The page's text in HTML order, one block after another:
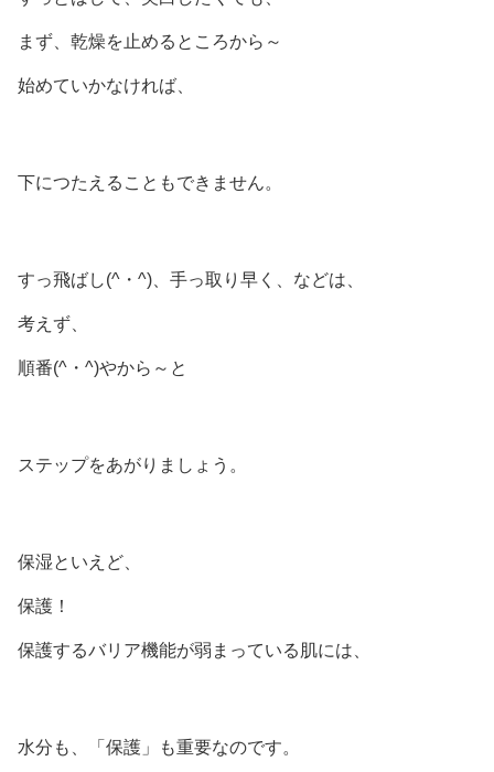
まず、乾燥を止めるところから～
始めていかなければ、
下につたえることもできません。
すっ飛ばし(^・^)、手っ取り早く、などは、
考えず、
順番(^・^)やから～と
ステップをあがりましょう。
保湿といえど、
保護！
保護するバリア機能が弱まっている肌には、
水分も、「保護」も重要なのです。